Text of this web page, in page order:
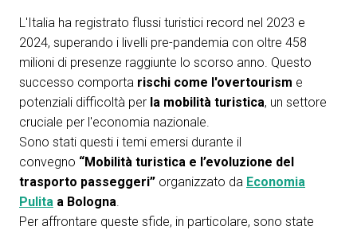
L'Italia ha registrato flussi turistici record nel 2023 e
2024, superando i livelli pre-pandemia con oltre 458
milioni di presenze raggiunte lo scorso anno. Questo
successo comporta rischi come l'overtourism e
potenziali difficoltà per la mobilità turistica, un settore
cruciale per l'economia nazionale.
Sono stati questi i temi emersi durante il
convegno “Mobilità turistica e l’evoluzione del
trasporto passeggeri” organizzato da Economia
Pulita a Bologna.
Per affrontare queste sfide, in particolare, sono state